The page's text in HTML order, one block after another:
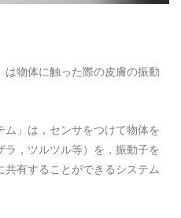
は物体に触った際の皮膚の振動
」は，センサをつけて物体を
，ツルツル等）を，振動子を
有することができるシステム